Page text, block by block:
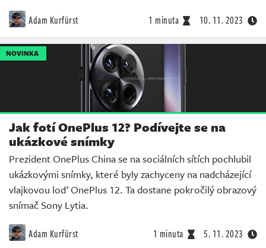
Adam Kurfürst 1 minuta 10. 11. 2023
NOVINKA
Jak fotí OnePlus 12? Podívejte se na
ukázkové snímky
Prezident OnePlus China se na sociálních sítích pochlubil
ukázkovými snímky, které byly zachyceny na nadcházející
vlajkovou loď OnePlus 12. Ta dostane pokročilý obrazový
snímač Sony Lytia.
Adam Kurfürst 1 minuta 5. 11. 2023